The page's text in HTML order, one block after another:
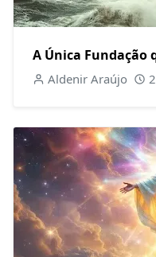
A Única Fundação
Aldenir Araújo